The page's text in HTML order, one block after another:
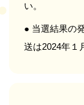
い。
● 当選結果の
送は2024年１